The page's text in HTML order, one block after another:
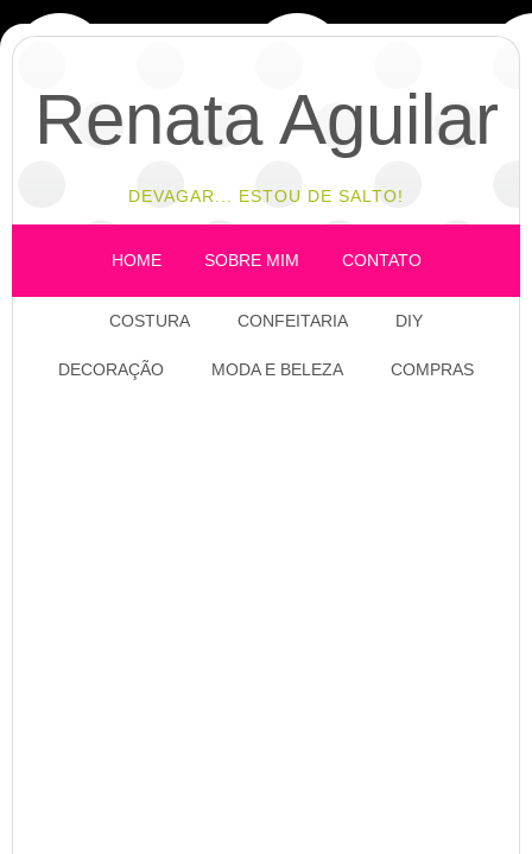
Renata Aguilar
DEVAGAR... ESTOU DE SALTO!
HOME SOBRE MIM CONTATO
COSTURA CONFEITARIA DIY
DECORAÇÃO MODA E BELEZA COMPRAS